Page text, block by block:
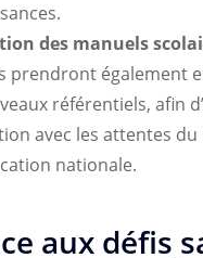
des manuels
prendront également
référentiels, afin
avec les attentes
nationale.
aux défis